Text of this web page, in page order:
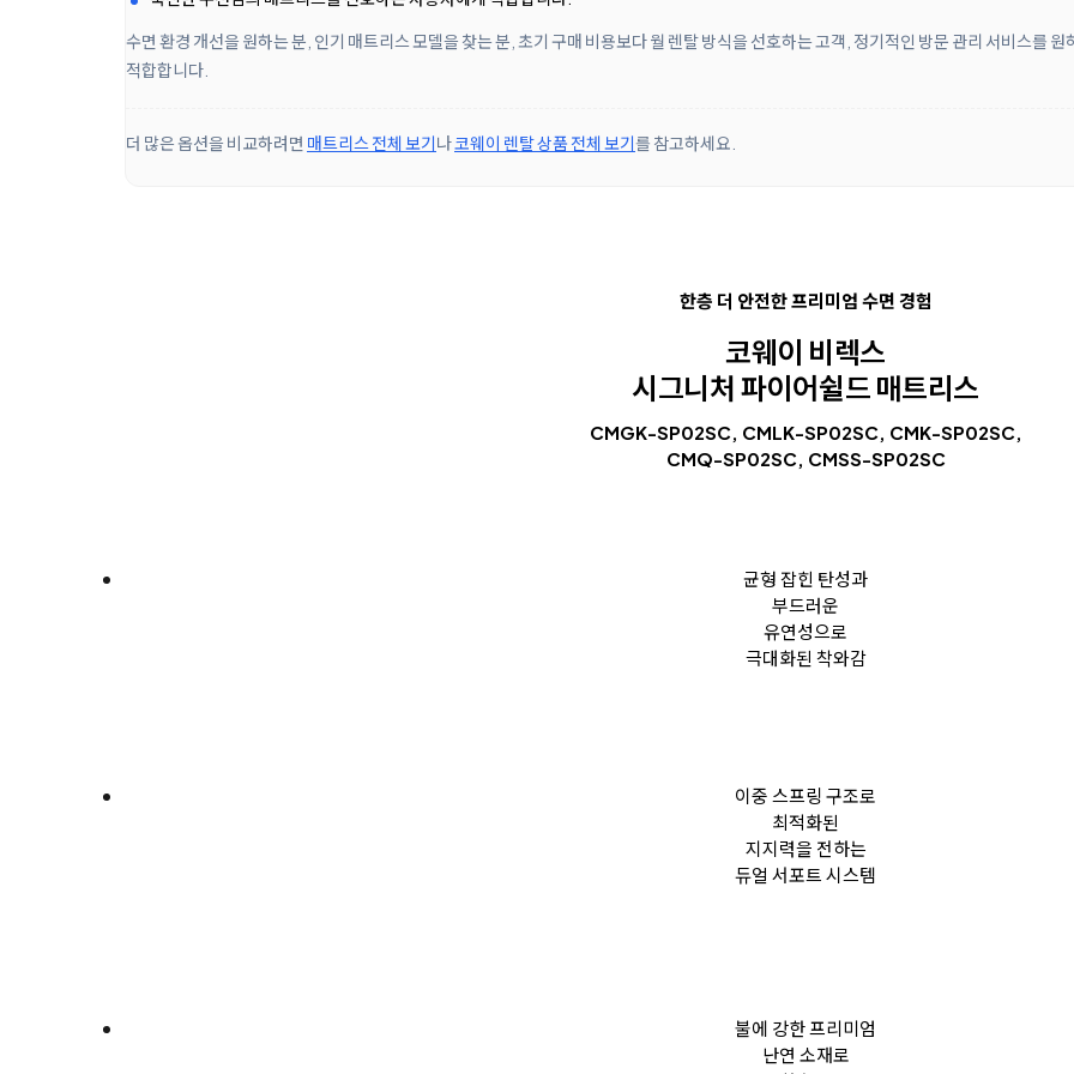
수면 환경 개선을 원하는 분, 인기 매트리스 모델을 찾는 분, 초기 구매 비용보다 월 렌탈 방식을 선호하는 고객, 정기적인 방문 관리 서비스를 원
적합합니다.
더 많은 옵션을 비교하려면 매트리스 전체 보기나코웨이 렌탈 상품 전체 보기를 참고하세요.
한층 더 안전한프리미엄 수면 경험
코웨이 비렉스
시그니처 파이어쉴드 매트리스
CMGK-SP02SC, CMLK-SP02SC, CMK-SP02SC,
CMQ-SP02SC, CMSS-SP02SC
균형 잡힌 탄성과
부드러운
유연성으로
극대화된 착와감
이중 스프링 구조로
최적화된
지지력을 전하는
듀얼 서포트 시스템
불에 강한 프리미엄
난연 소재로